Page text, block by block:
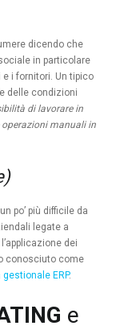
dicendo che
in particolare
i fornitori. Un tipico
delle condizioni
di lavorare in
manuali in
po’ più difficile da
legate a
dei
conosciuto come
ERP.
e